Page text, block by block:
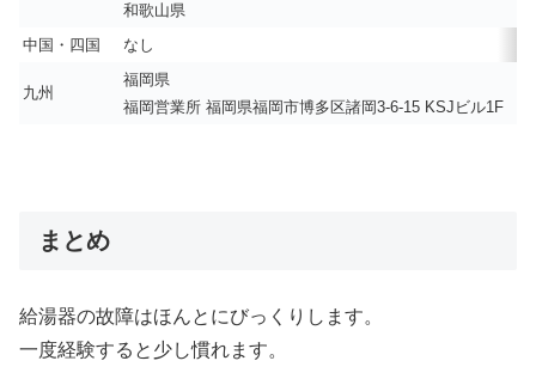
和歌山県
中国・四国
なし
九州
福岡県
福岡営業所 福岡県福岡市博多区諸岡3-6-15 KSJビル1F
まとめ
給湯器の故障はほんとにびっくりします。
一度経験すると少し慣れます。